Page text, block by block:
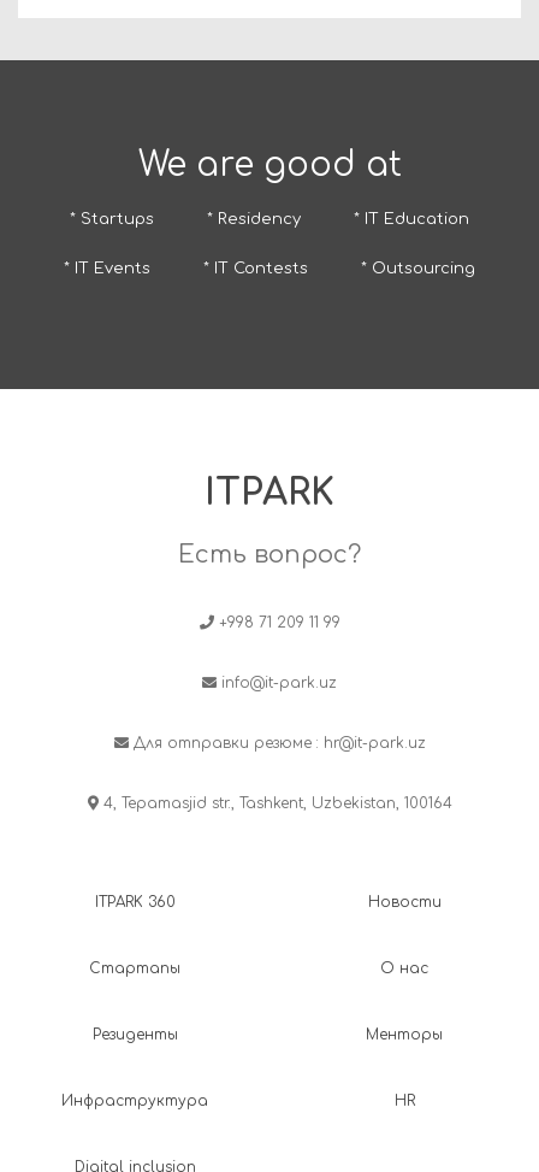
We are good at
* Startups * Residency * IT Education
* IT Events * IT Contests * Outsourcing
ITPARK
Есть вопрос?
+998 71 209 11 99
info@it-park.uz
Для отправки резюме : hr@it-park.uz
4, Tepamasjid str., Tashkent, Uzbekistan, 100164
ITPARK 360
Стартапы
Резиденты
Инфраструктура
Digital inclusion
Новости
О нас
Менторы
HR